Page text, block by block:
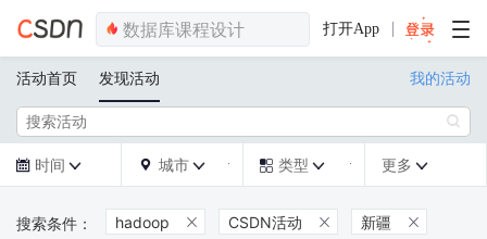
打开App
活动首页 发现活动 我的活动

 时间   城市   类型  更多 
hadoop  CSDN活动  新疆 